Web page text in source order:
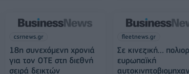
csrnews.gr
18η συνεχόμενη χρονιά
για τον ΟΤΕ στη διεθνή
σειρά δεικτών
fleetnews.gr
Σε κινεζική…
ευρωπαϊκή